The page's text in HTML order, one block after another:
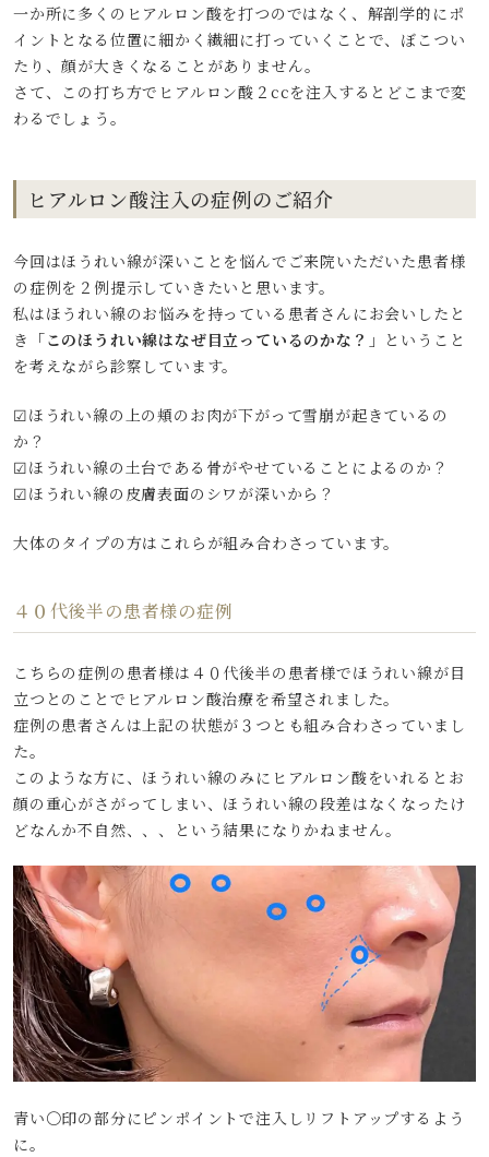
一か所に多くのヒアルロン酸を打つのではなく、解剖学的にポ
イントとなる位置に細かく繊細に打っていくことで、ぼこつい
たり、顔が大きくなることがありません。
さて、この打ち方でヒアルロン酸２ccを注入するとどこまで変
わるでしょう。
ヒアルロン酸注入の症例のご紹介
今回はほうれい線が深いことを悩んでご来院いただいた患者様
の症例を２例提示していきたいと思います。
私はほうれい線のお悩みを持っている患者さんにお会いしたと
き 「このほうれい線はなぜ目立っているのかな？」 ということ
を考えながら診察しています。
☑ほうれい線の上の頬のお肉が下がって雪崩が起きているの
か？
☑ほうれい線の土台である骨がやせていることによるのか？
☑ほうれい線の皮膚表面のシワが深いから？
大体のタイプの方はこれらが組み合わさっています。
４０代後半の患者様の症例
こちらの症例の患者様は４０代後半の患者様でほうれい線が目
立つとのことでヒアルロン酸治療を希望されました。
症例の患者さんは上記の状態が３つとも組み合わさっていまし
た。
このような方に、ほうれい線のみにヒアルロン酸をいれるとお
顔の重心がさがってしまい、ほうれい線の段差はなくなったけ
どなんか不自然、、、という結果になりかねません。
青い〇印の部分にピンポイントで注入しリフトアップするよう
に。